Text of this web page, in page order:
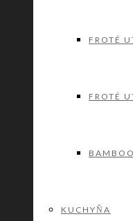
FROTÉ
FROTÉ
BAMBOO
KUCHYŇA